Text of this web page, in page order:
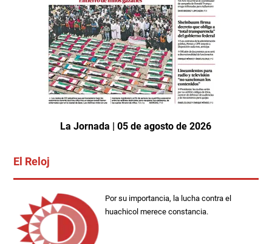
La Jornada | 05 de agosto de 2026
El Reloj
Por su importancia, la lucha contra el
huachicol merece constancia.